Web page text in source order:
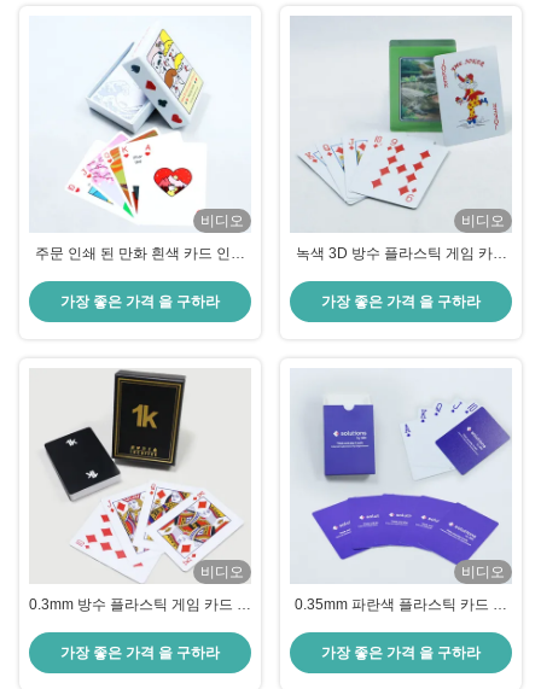
비디오
주문 인쇄 된 만화 흰색 카드 인쇄
가장 좋은 가격 을 구하라
비디오
녹색 3D 방수 플라스틱 게임 카드
가장 좋은 가격 을 구하라
비디오
0.3mm 방수 플라스틱 게임 카드 사
가장 좋은 가격 을 구하라
비디오
0.35mm 파란색 플라스틱 카드 인
가장 좋은 가격 을 구하라